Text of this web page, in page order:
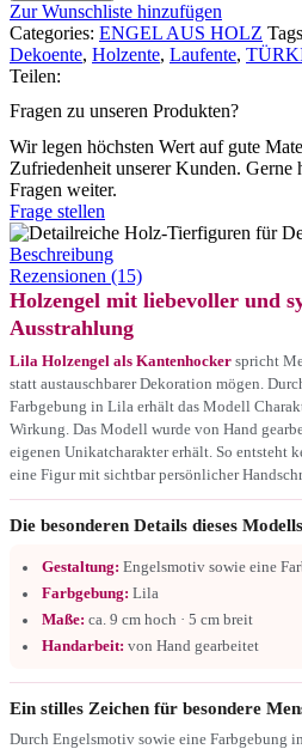
Zur Wunschliste hinzufügen
Categories: ENGEL AUS HOLZ
Dekoente, Holzente, Laufente,
Teilen:
Fragen zu unseren Produkten?
Wir legen höchsten Wert auf gute
Zufriedenheit unserer Kunden.
Fragen weiter.
Frage stellen
Beschreibung
Rezensionen (15)
Holzengel mit liebevoller und
Ausstrahlung
Lila Holzengel als Kantenhocker spricht
statt austauschbarer Dekoration mögen.
Farbgebung in Lila erhält das Modell
Wirkung. Das Modell wurde von Hand
eigenen Unikatcharakter erhält. So entsteht
eine Figur mit sichtbar persönlicher
Die besonderen Details dieses Modells
Gestaltung: Engelsmotiv sowie eine
Farbgebung: Lila
Maße: ca. 9 cm hoch · 5 cm breit
Handarbeit: von Hand gearbeitet
Ein stilles Zeichen für besondere
Durch Engelsmotiv sowie eine Farbgebung